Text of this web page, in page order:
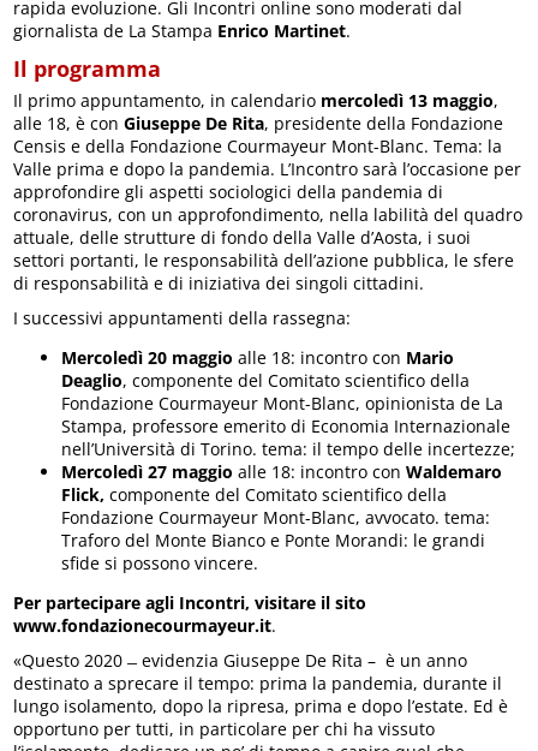
rapida evoluzione. Gli Incontri online sono moderati dal
giornalista de La Stampa Enrico Martinet.
Il programma
Il primo appuntamento, in calendario mercoledì 13 maggio,
alle 18, è conGiuseppe De Rita, presidente della Fondazione
Censis e della Fondazione Courmayeur Mont-Blanc. Tema: la
Valle prima e dopo la pandemia. L’Incontro sarà l’occasione per
approfondire gli aspetti sociologici della pandemia di
coronavirus, con un approfondimento, nella labilità del quadro
attuale, delle strutture di fondo della Valle d’Aosta, i suoi
settori portanti, le responsabilità dell’azione pubblica, le sfere
di responsabilità e di iniziativa dei singoli cittadini.
I successivi appuntamenti della rassegna:
Mercoledì 20 maggio alle 18: incontro con Mario
Deaglio, componente del Comitato scientifico della
Fondazione Courmayeur Mont-Blanc, opinionista de La
Stampa, professore emerito di Economia Internazionale
nell’Università di Torino. tema: il tempo delle incertezze;
Mercoledì 27 maggio alle 18: incontro conWaldemaro
Flick, componente del Comitato scientifico della
Fondazione Courmayeur Mont-Blanc, avvocato. tema:
Traforo del Monte Bianco e Ponte Morandi: le grandi
sfide si possono vincere.
Per partecipare agli Incontri, visitare il sito
www.fondazionecourmayeur.it.
«Questo 2020 ̶ evidenzia Giuseppe De Rita – è un anno
destinato a sprecare il tempo: prima la pandemia, durante il
lungo isolamento, dopo la ripresa, prima e dopo l’estate. Ed è
opportuno per tutti, in particolare per chi ha vissuto